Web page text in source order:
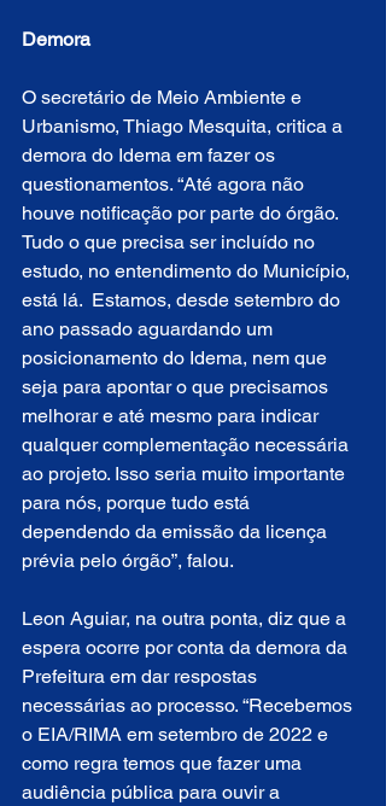
Demora
O secretário de Meio Ambiente e
Urbanismo, Thiago Mesquita, critica a
demora do Idema em fazer os
questionamentos. “Até agora não
houve notificação por parte do órgão.
Tudo o que precisa ser incluído no
estudo, no entendimento do Município,
está lá.  Estamos, desde setembro do
ano passado aguardando um
posicionamento do Idema, nem que
seja para apontar o que precisamos
melhorar e até mesmo para indicar
qualquer complementação necessária
ao projeto. Isso seria muito importante
para nós, porque tudo está
dependendo da emissão da licença
prévia pelo órgão”, falou.
Leon Aguiar, na outra ponta, diz que a
espera ocorre por conta da demora da
Prefeitura em dar respostas
necessárias ao processo. “Recebemos
o EIA/RIMA em setembro de 2022 e
como regra temos que fazer uma
audiência pública para ouvir a